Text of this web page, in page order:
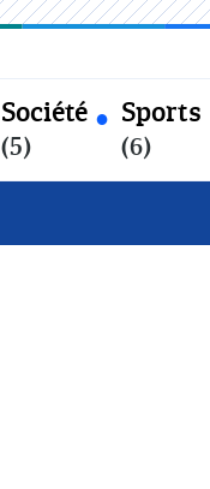
Société
(5)
Sports
(6)